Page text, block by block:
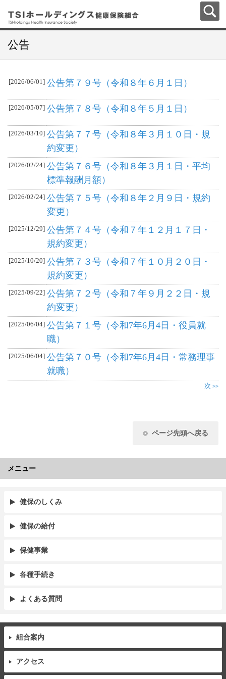
公告
[2026/06/01] 公告第７９号（令和８年６月１日）
[2026/05/07] 公告第７８号（令和８年５月１日）
[2026/03/10] 公告第７７号（令和８年３月１０日・規
約変更）
[2026/02/24] 公告第７６号（令和８年３月１日・平均
標準報酬月額）
[2026/02/24] 公告第７５号（令和８年２月９日・規約
変更）
[2025/12/29] 公告第７４号（令和７年１２月１７日・
規約変更）
[2025/10/20] 公告第７３号（令和７年１０月２０日・
規約変更）
[2025/09/22] 公告第７２号（令和７年９月２２日・規
約変更）
[2025/06/04] 公告第７１号（令和7年6月4日・役員就
職）
[2025/06/04] 公告第７０号（令和7年6月4日・常務理事
就職）
次 >>
ページ先頭へ戻る
メニュー
健保のしくみ
健保の給付
保健事業
各種手続き
よくある質問
組合案内
アクセス